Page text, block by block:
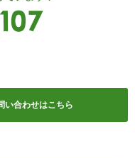
い合わせはこちら